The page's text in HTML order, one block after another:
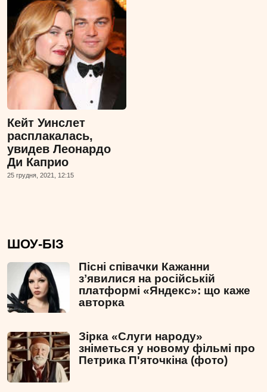
Кейт Уинслет
расплакалась,
увидев Леонардо
Ди Каприо
25 грудня, 2021, 12:15
ШОУ-БІЗ
Пісні співачки Кажанни
зʼявилися на російській
платформі «Яндекс»: що каже
авторка
Зірка «Слуги народу»
зніметься у новому фільмі про
Петрика П'яточкіна (фото)